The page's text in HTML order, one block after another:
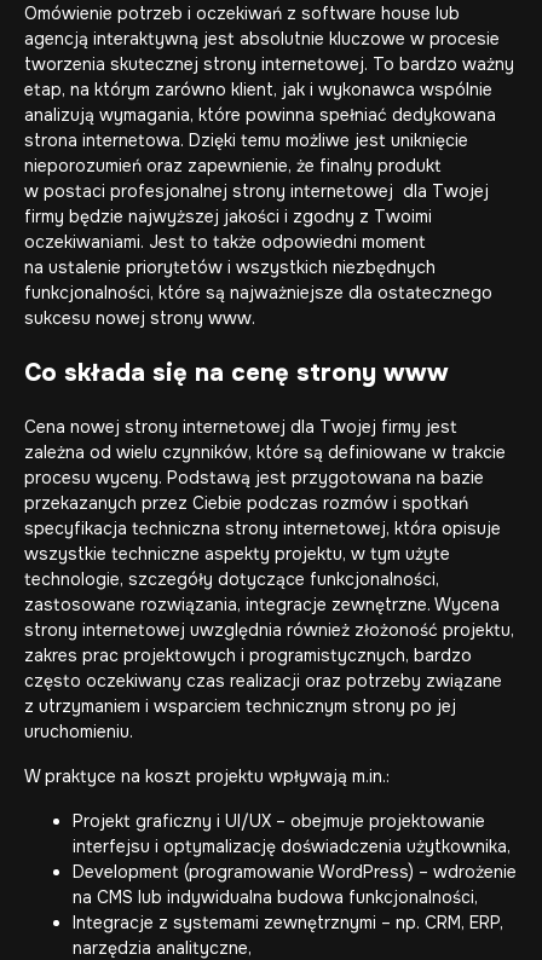
Omówienie potrzeb i oczekiwań z software house lub
agencją interaktywną jest absolutnie kluczowe w procesie
tworzenia skutecznej strony internetowej. To bardzo ważny
etap, na którym zarówno klient, jak i wykonawca wspólnie
analizują wymagania, które powinna spełniać dedykowana
strona internetowa. Dzięki temu możliwe jest uniknięcie
nieporozumień oraz zapewnienie, że finalny produkt
w postaci profesjonalnej strony internetowej dla Twojej
firmy będzie najwyższej jakości i zgodny z Twoimi
oczekiwaniami. Jest to także odpowiedni moment
na ustalenie priorytetów i wszystkich niezbędnych
funkcjonalności, które są najważniejsze dla ostatecznego
sukcesu nowej strony www.
Co składa się na cenę strony www
Cena nowej strony internetowej dla Twojej firmy jest
zależna od wielu czynników, które są definiowane w trakcie
procesu wyceny. Podstawą jest przygotowana na bazie
przekazanych przez Ciebie podczas rozmów i spotkań
specyfikacja techniczna strony internetowej, która opisuje
wszystkie techniczne aspekty projektu, w tym użyte
technologie, szczegóły dotyczące funkcjonalności,
zastosowane rozwiązania, integracje zewnętrzne. Wycena
strony internetowej uwzględnia również złożoność projektu,
zakres prac projektowych i programistycznych, bardzo
często oczekiwany czas realizacji oraz potrzeby związane
z utrzymaniem i wsparciem technicznym strony po jej
uruchomieniu.
W praktyce na koszt projektu wpływają m.in.:
Projekt graficzny i UI/UX – obejmuje projektowanie
interfejsu i optymalizację doświadczenia użytkownika,
Development (programowanie WordPress) – wdrożenie
na CMS lub indywidualna budowa funkcjonalności,
Integracje z systemami zewnętrznymi – np. CRM, ERP,
narzędzia analityczne,